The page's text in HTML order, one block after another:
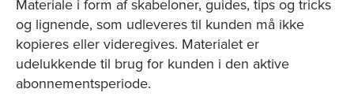
Materiale i form af skabeloner, guides, tips og tricks
og lignende, som udleveres til kunden må ikke
kopieres eller videregives. Materialet er
udelukkende til brug for kunden i den aktive
abonnementsperiode.